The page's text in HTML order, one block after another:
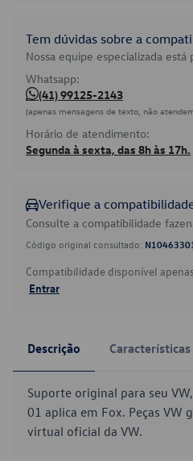
Tem dúvidas sobre a
Nossa equipe especializada está
Whatsapp:
(41) 99125-2143
(apenas mensagens de texto, não
Horário de atendimento:
Segunda à sexta, das 8h às 17h.
Verifique a
Consulte a compatibilidade
Código original consultado:
Compatibilidade disponível
Entrar
Descrição Características
Suporte original para seu
01 aplica em Fox. Peças VW
virtual oficial da VW.